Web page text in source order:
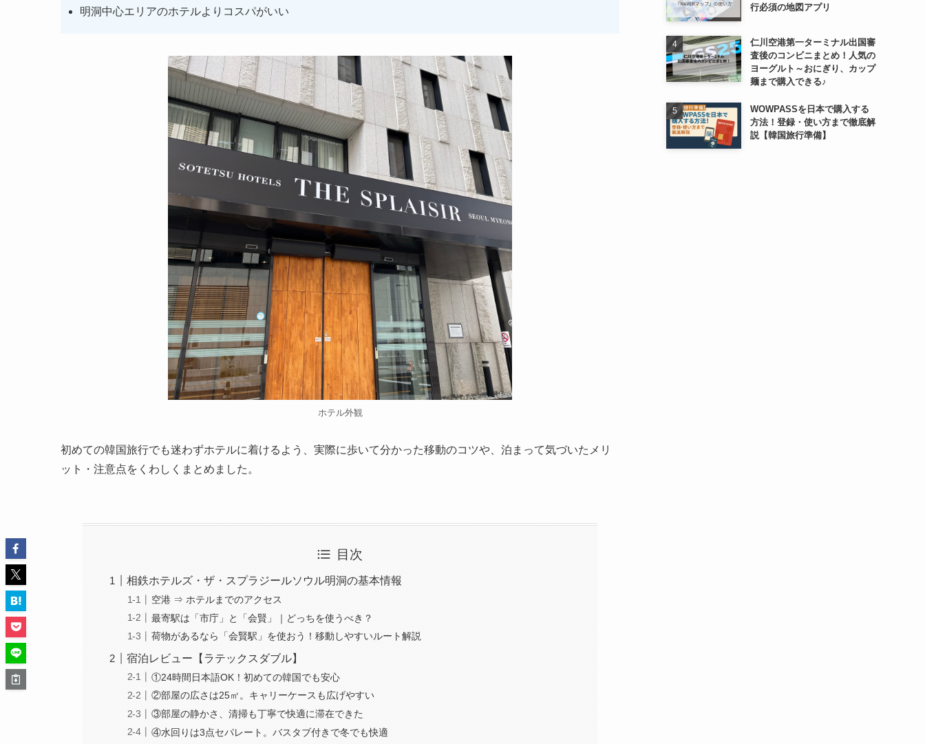
明洞中心エリアのホテルよりコスパがいい
ホテル外観
初めての韓国旅行でも迷わずホテルに着けるよう、実際に歩いて分かった移動のコツや、泊まって気づいたメリ
ット・注意点をくわしくまとめました。
目次
相鉄ホテルズ・ザ・スプラジールソウル明洞の基本情報
空港 ⇒ ホテルまでのアクセス
最寄駅は「市庁」と「会賢」｜どっちを使うべき？
荷物があるなら「会賢駅」を使おう！移動しやすいルート解説
宿泊レビュー【ラテックスダブル】
①24時間日本語OK！初めての韓国でも安心
②部屋の広さは25㎡。キャリーケースも広げやすい
③部屋の静かさ、清掃も丁寧で快適に滞在できた
④水回りは3点セパレート。バスタブ付きで冬でも快適
行必須の地図アプリ
仁川空港第一ターミナル出国審
査後のコンビニまとめ！人気の
ヨーグルト～おにぎり、カップ
麺まで購入できる♪
WOWPASSを日本で購入する
方法！登録・使い方まで徹底解
説【韓国旅行準備】